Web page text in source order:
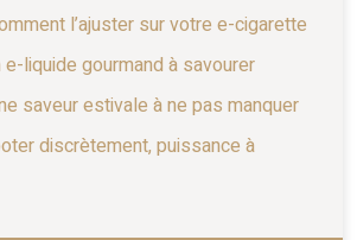
l’ajuster sur votre e-cigarette
e-liquide gourmand à savourer
saveur estivale à ne pas manquer
discrètement, puissance à